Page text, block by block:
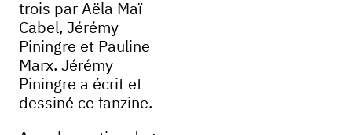
trois par Aëla Maï
Cabel, Jérémy
Piningre et Pauline
Marx. Jérémy
Piningre a écrit et
dessiné ce fanzine.